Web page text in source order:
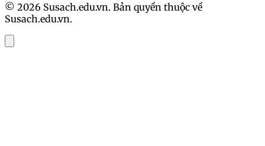
© 2026 Susach.edu.vn. Bản quyền thuộc về
Susach.edu.vn.